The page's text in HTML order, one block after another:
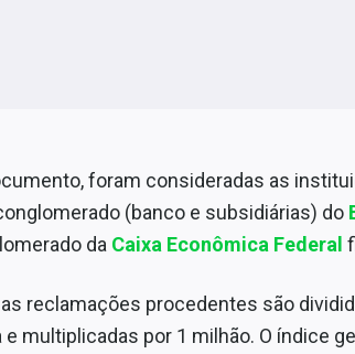
foram consideradas as
(banco e subsidiárias) do
da Caixa Econômica Federal
as reclamações procedentes são
multiplicadas por 1 milhão. O índice